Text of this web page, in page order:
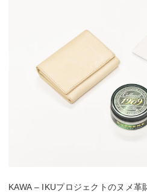
KAWA – IKUプロジェクトのヌメ